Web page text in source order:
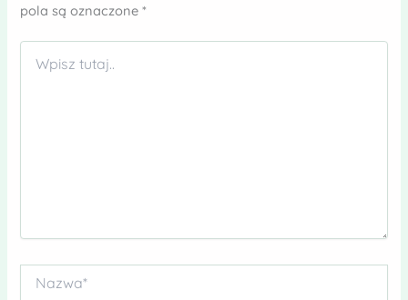
pola są oznaczone*
Wpisz
tutaj..